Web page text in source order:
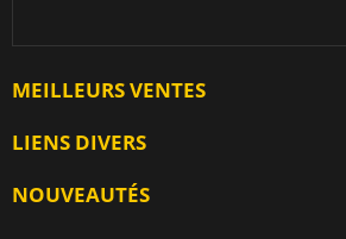
MEILLEURS VENTES
LIENS DIVERS
NOUVEAUTÉS